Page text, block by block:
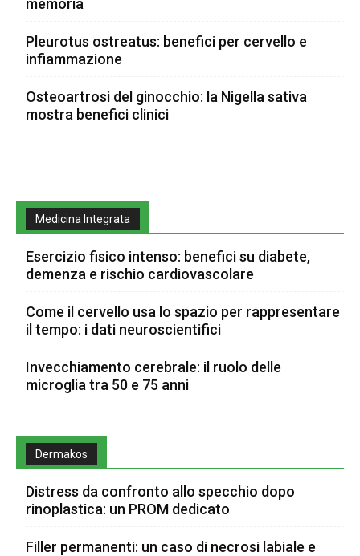
memoria
Pleurotus ostreatus: benefici per cervello e
infiammazione
Osteoartrosi del ginocchio: la Nigella sativa
mostra benefici clinici
Medicina Integrata
Esercizio fisico intenso: benefici su diabete,
demenza e rischio cardiovascolare
Come il cervello usa lo spazio per rappresentare
il tempo: i dati neuroscientifici
Invecchiamento cerebrale: il ruolo delle
microglia tra 50 e 75 anni
Dermakos
Distress da confronto allo specchio dopo
rinoplastica: un PROM dedicato
Filler permanenti: un caso di necrosi labiale e